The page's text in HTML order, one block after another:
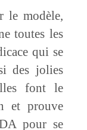
le modèle,
toutes les
qui se
des jolies
font le
et prouve
pour se